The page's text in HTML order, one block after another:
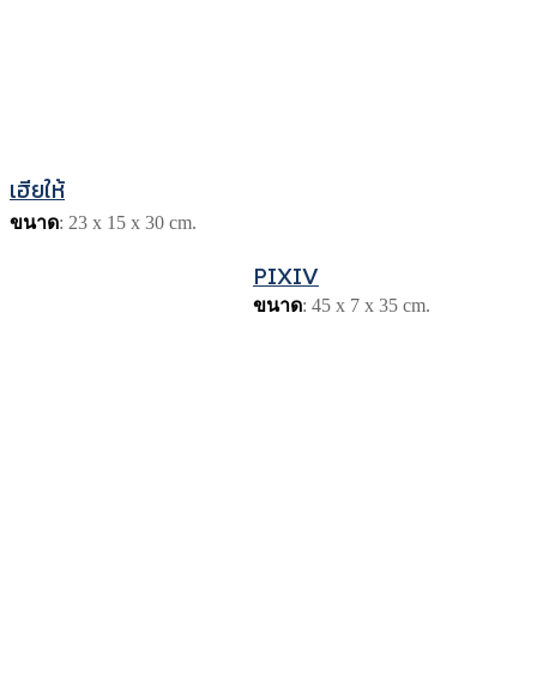
เฮียให้
ขนาด: 23 x 15 x 30 cm.
PIXIV
ขนาด: 45 x 7 x 35 cm.